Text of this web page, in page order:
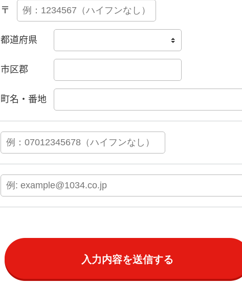
〒
都道府県
市区郡
町名・番地